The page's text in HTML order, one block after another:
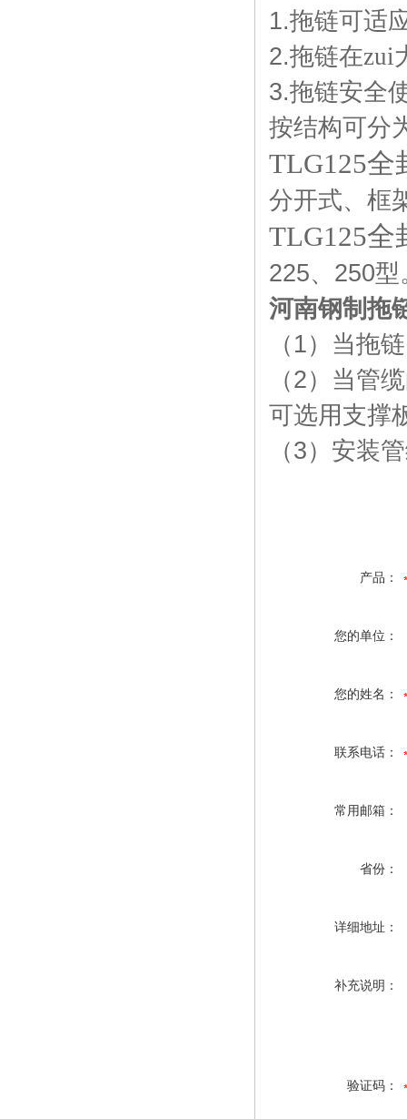
1.拖链可适
2.拖链在zui
3.拖链安全
按结构可分
TLG125全
分开式、框
TLG125全
225、 250型
河南钢制拖
（ 1）当拖
（2）当管
可选用支
（3）安装
产品：
您的单位：
您的姓名：
联系电话：
常用邮箱：
省份：
详细地址：
补充说明：
验证码：